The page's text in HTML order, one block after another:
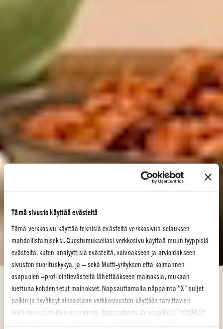
Tämä sivusto käyttää evästeitä
Tämä verkkosivu käyttää teknisiä evästeitä verkkosivun selauksen
mahdollistamiseksi. Suostumuksellasi verkkosivu käyttää muun tyyppisiä
evästeitä, kuten analyyttisiä evästeitä, valvoakseen ja arvioidakseen
sivuston suorituskykyä, ja – sekä Mutti-yrityksen että kolmannen
osapuolen –profilointievästeitä lähettääkseen mainoksia, mukaan
luettuna kohdennetut mainokset. Napsauttamalla näppäintä ”X” suljet
palkin ja hyväksyt ainoastaan verkkosivuston käyttöön tarvittavien
teknisten evästeiden aktivoinnin. Napsauttamalla näppäintä ”HYVÄKSY
Tomaattireseptit
TOMAATTIRESEPTIT
On aika tehdä jotain hyvää!